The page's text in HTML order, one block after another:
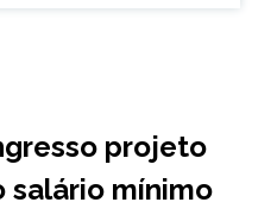
projeto
salário mínimo